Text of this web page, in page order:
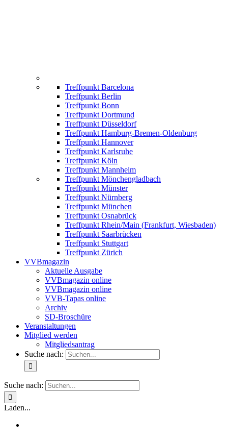
Treffpunkt Barcelona
Treffpunkt Berlin
Treffpunkt Bonn
Treffpunkt Dortmund
Treffpunkt Düsseldorf
Treffpunkt Hamburg-Bremen-Oldenburg
Treffpunkt Hannover
Treffpunkt Karlsruhe
Treffpunkt Köln
Treffpunkt Mannheim
Treffpunkt Mönchengladbach
Treffpunkt Münster
Treffpunkt Nürnberg
Treffpunkt München
Treffpunkt Osnabrück
Treffpunkt Rhein/Main (Frankfurt, Wiesbaden)
Treffpunkt Saarbrücken
Treffpunkt Stuttgart
Treffpunkt Zürich
VVBmagazin
Aktuelle Ausgabe
VVBmagazin online
VVBmagazin online
VVB-Tapas online
Archiv
SD-Broschüre
Veranstaltungen
Mitglied werden
Mitgliedsantrag
Suche nach:
Suche nach:
Laden...